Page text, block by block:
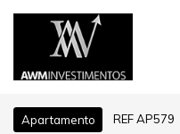
Apartamento REF AP579